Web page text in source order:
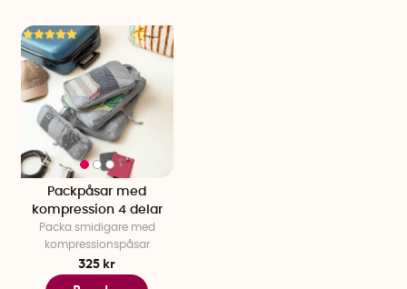
Packpåsar med
kompression 4 delar
Packa smidigare med
kompressionspåsar
325 kr